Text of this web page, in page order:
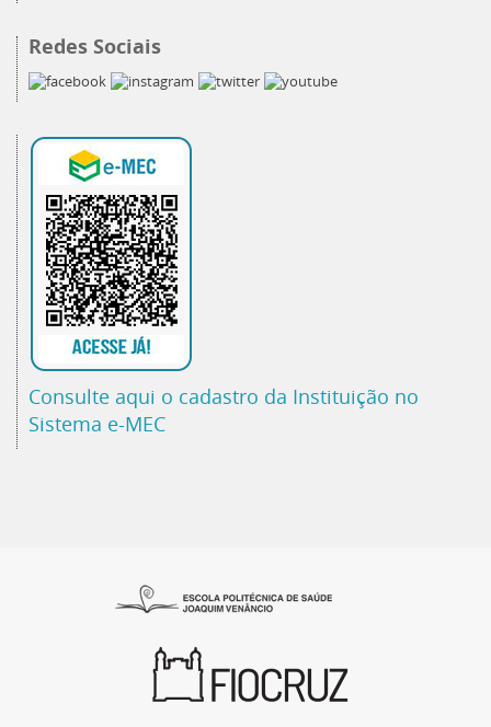
Redes Sociais
Consulte aqui o cadastro da Instituição no
Sistema e-MEC